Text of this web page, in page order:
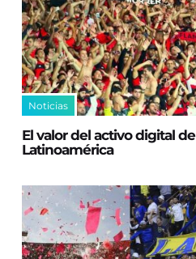
Noticias
El valor del activo digital
Latinoamérica